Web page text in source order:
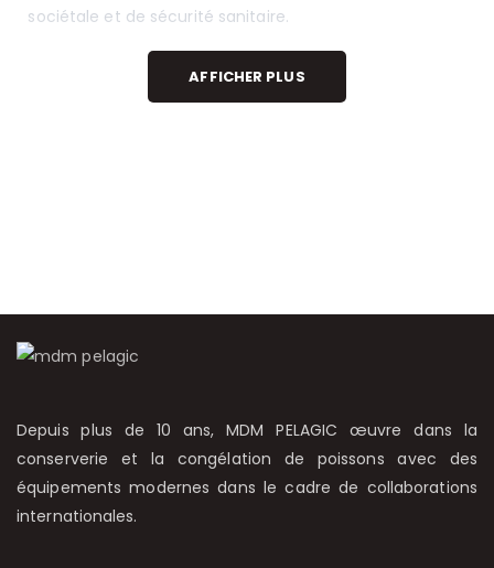
sociétale et de sécurité sanitaire.
AFFICHER PLUS
Depuis plus de 10 ans, MDM PELAGIC œuvre dans la
conserverie et la congélation de poissons avec des
équipements modernes dans le cadre de collaborations
internationales.